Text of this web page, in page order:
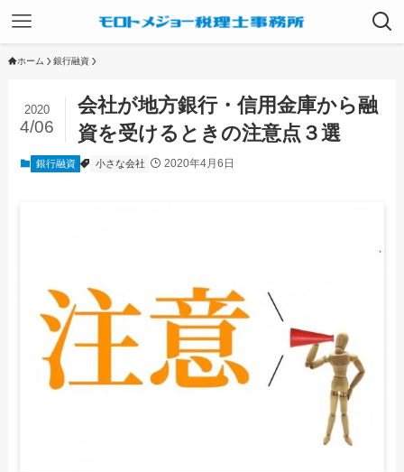
ホーム 銀行融資
会社が地方銀行・信用金庫から融
資を受けるときの注意点３選
2020
4/06
銀行融資 小さな会社 2020年4月6日